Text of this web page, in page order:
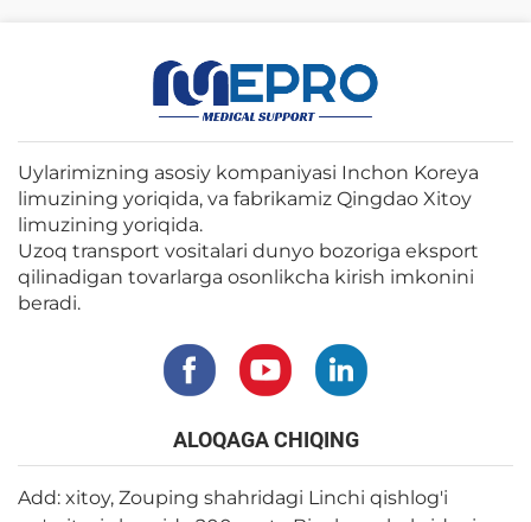
Uylarimizning asosiy kompaniyasi Inchon Koreya
limuzining yoriqida, va fabrikamiz Qingdao Xitoy
limuzining yoriqida.
Uzoq transport vositalari dunyo bozoriga eksport
qilinadigan tovarlarga osonlikcha kirish imkonini
beradi.
ALOQAGA CHIQING
Add: xitoy, Zouping shahridagi Linchi qishlog'i